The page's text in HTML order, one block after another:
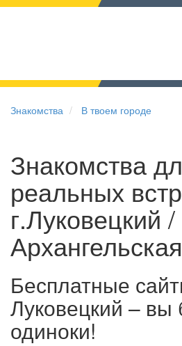
Знакомства В твоем городе
Знакомства
реальных
г.Луковецкий /
Бесплатные
Луковецкий –
одиноки!